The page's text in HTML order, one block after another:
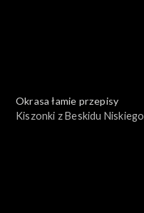
Okrasa łamie przepisy
Kiszonki z Beskidu Niskiego